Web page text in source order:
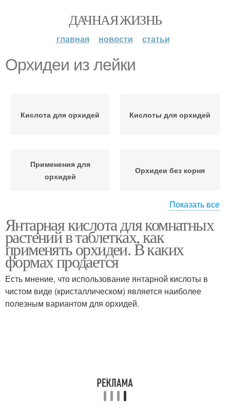
ДАЧНАЯ ЖИЗНЬ
главная новости статьи
Орхидеи из лейки
Кислота для орхидей Кислоты для орхидей
Применения для
орхидей
Орхидеи без корня
Кислота для орхидеи
Показать все
Янтарная кислота для комнатных
растений в таблетках, как
применять орхидеи. В каких
формах продается
Есть мнение, что использование янтарной кислоты в
чистом виде (кристаллическом) является наиболее
полезным вариантом для орхидей.